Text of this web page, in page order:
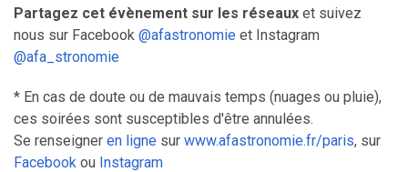
Partagez cet évènement sur les réseaux et suivez
nous sur Facebook @afastronomie et Instagram
@afa_stronomie
* En cas de doute ou de mauvais temps (nuages ou pluie),
ces soirées sont susceptibles d'être annulées.
Se renseigner en ligne sur www.afastronomie.fr/paris, sur
Facebook ou Instagram